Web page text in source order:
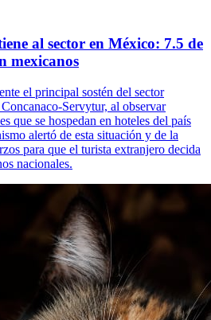
al sector en México: 7.5 de
mexicanos
el principal sostén del sector
Servytur, al observar
que se hospedan en hoteles del país
alertó de esta situación y de la
para que el turista extranjero decida
nacionales.